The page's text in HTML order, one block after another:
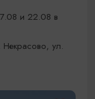
и 22.08 в
ул.